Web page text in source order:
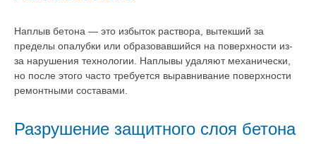
Наплыв бетона — это избыток раствора, вытекший за
пределы опалубки или образовавшийся на поверхности из-
за нарушения технологии. Наплывы удаляют механически,
но после этого часто требуется выравнивание поверхности
ремонтными составами.
Разрушение защитного слоя бетона